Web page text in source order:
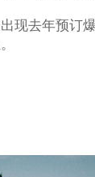
现去年预订